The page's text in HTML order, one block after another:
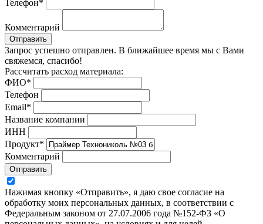
Телефон*
Комментарий
Отправить
Запрос успешно отправлен. В ближайшее время мы с Вами
свяжемся, спасибо!
Рассчитать расход материала:
ФИО*
Телефон
Email*
Название компании
ИНН
Продукт*
Комментарий
Отправить
Нажимая кнопку «Отправить», я даю свое согласие на
обработку моих персональных данных, в соответствии с
Федеральным законом от 27.07.2006 года №152-ФЗ «О